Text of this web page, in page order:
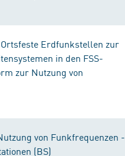
Erdfunkstellen zur
in den FSS-
zur Nutzung von
von Funkfrequenzen -
(BS)